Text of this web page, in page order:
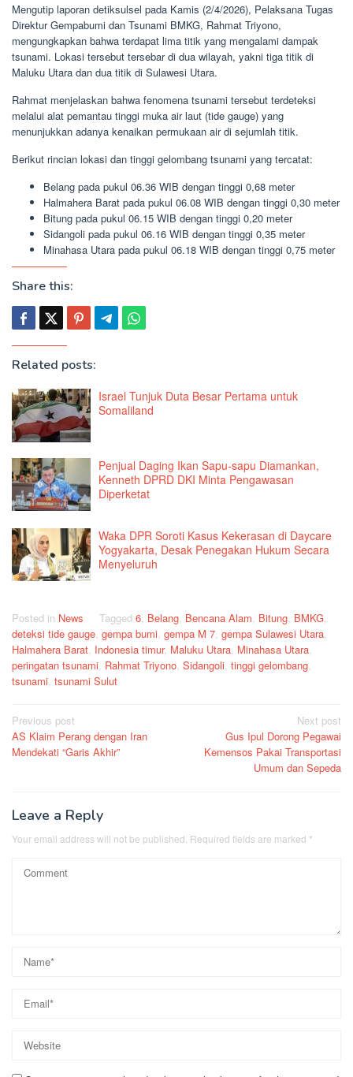
Mengutip laporan detiksulsel pada Kamis (2/4/2026), Pelaksana Tugas
Direktur Gempabumi dan Tsunami BMKG, Rahmat Triyono,
mengungkapkan bahwa terdapat lima titik yang mengalami dampak
tsunami. Lokasi tersebut tersebar di dua wilayah, yakni tiga titik di
Maluku Utara dan dua titik di Sulawesi Utara.
Rahmat menjelaskan bahwa fenomena tsunami tersebut terdeteksi
melalui alat pemantau tinggi muka air laut (tide gauge) yang
menunjukkan adanya kenaikan permukaan air di sejumlah titik.
Berikut rincian lokasi dan tinggi gelombang tsunami yang tercatat:
Belang pada pukul 06.36 WIB dengan tinggi 0,68 meter
Halmahera Barat pada pukul 06.08 WIB dengan tinggi 0,30 meter
Bitung pada pukul 06.15 WIB dengan tinggi 0,20 meter
Sidangoli pada pukul 06.16 WIB dengan tinggi 0,35 meter
Minahasa Utara pada pukul 06.18 WIB dengan tinggi 0,75 meter
Share this:
Related posts:
Israel Tunjuk Duta Besar Pertama untuk
Somaliland
Penjual Daging Ikan Sapu-sapu Diamankan,
Kenneth DPRD DKI Minta Pengawasan
Diperketat
Waka DPR Soroti Kasus Kekerasan di Daycare
Yogyakarta, Desak Penegakan Hukum Secara
Menyeluruh
Posted in News Tagged 6, Belang, Bencana Alam, Bitung, BMKG,
deteksi tide gauge, gempa bumi, gempa M 7, gempa Sulawesi Utara,
Halmahera Barat, Indonesia timur, Maluku Utara, Minahasa Utara,
peringatan tsunami, Rahmat Triyono, Sidangoli, tinggi gelombang,
tsunami, tsunami Sulut
Post
navigation
Previous post
AS Klaim Perang dengan Iran
Mendekati “Garis Akhir”
Next post
Gus Ipul Dorong Pegawai
Kemensos Pakai Transportasi
Umum dan Sepeda
Leave a Reply
Your email address will not be published. Required fields are marked *